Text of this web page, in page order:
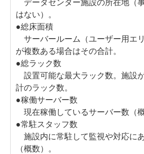
データセンター施設の所在地（
はない）。
●総床面積
サーバールーム（ユーザー用エ
が複数ある場合はその合計。
●総ラック数
設置可能な最大ラック数。施設
計のラック数。
●稼働サーバー数
現在稼働しているサーバー数（概
●常駐スタッフ数
施設内に常駐して監視や対応に
（概数）。